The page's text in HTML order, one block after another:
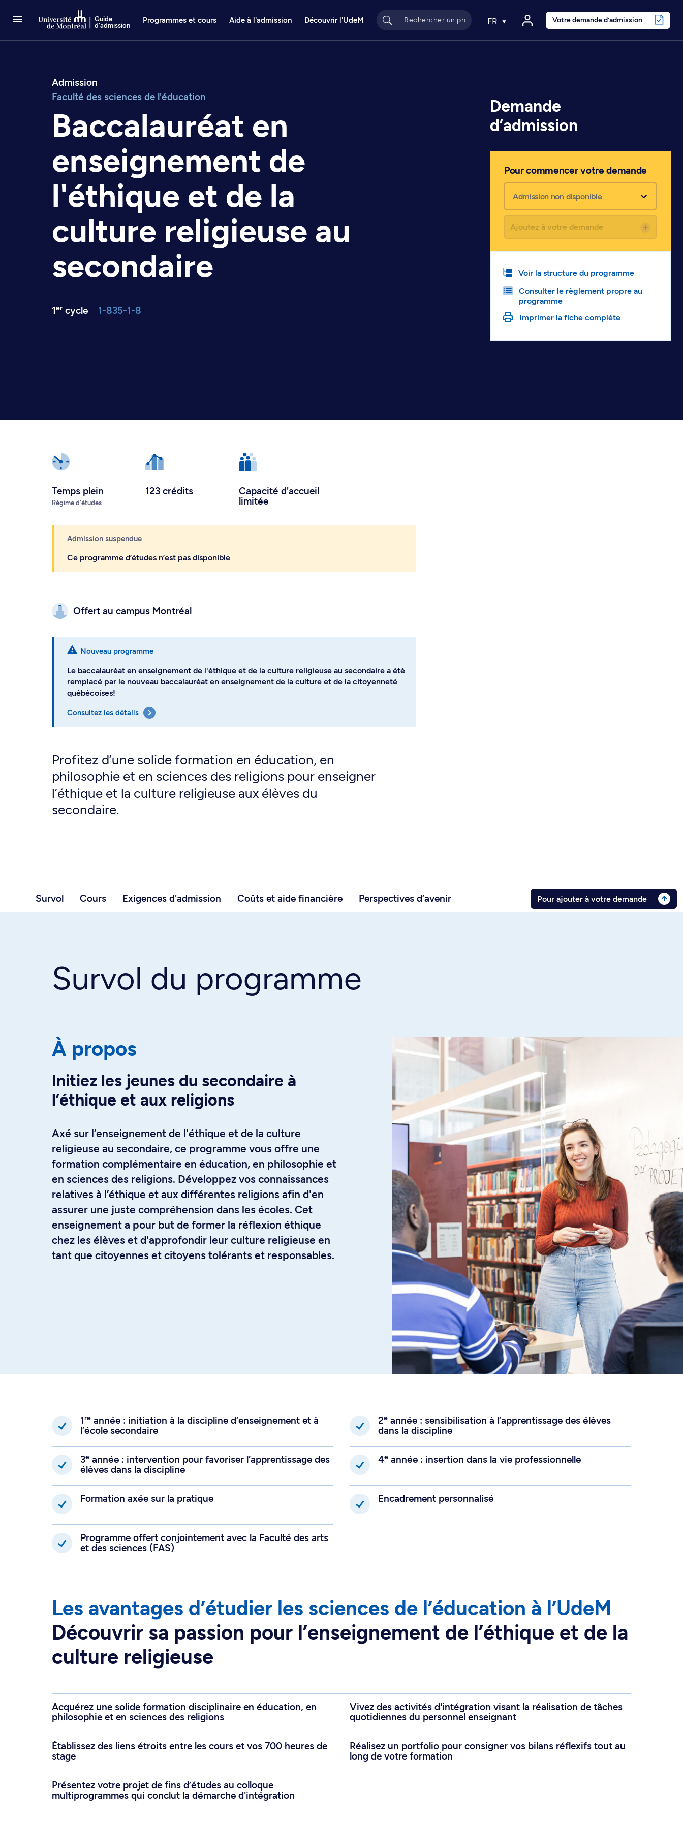
Guide
d'admission
Programmes et cours Aide à l'admission Découvrir l'UdeM FR Votre demande d’admission
Admission
Faculté des sciences de l'éducation
Baccalauréat en
enseignement de
l'éthique et de la
culture religieuse au
secondaire
1er cycle 1-835-1-8
Temps plein
Régime d'études
123 crédits
Capacité d'accueil
limitée
Admission suspendue
Ce programme d’études n’est pas disponible
Offert au campus Montréal
Nouveau programme
Le baccalauréat en enseignement de l'éthique et de la culture religieuse au secondaire a été
remplacé par le nouveau baccalauréat en enseignement de la culture et de la citoyenneté
québécoises!
Consultez les détails
Profitez d’une solide formation en éducation, en
philosophie et en sciences des religions pour enseigner
l’éthique et la culture religieuse aux élèves du
secondaire.
Demande
d’admission
Pour commencer votre demande
Admission non disponible
Ajoutez à votre demande
Voir la structure du programme
Consulter le règlement propre au
programme
Imprimer la fiche complète
Survol Cours Exigences d'admission Coûts et aide financière Perspectives d’avenir Pour ajouter à votre demande
Survol du programme
À propos
Initiez les jeunes du secondaire à
l’éthique et aux religions
Axé sur l’enseignement de l'éthique et de la culture
religieuse au secondaire, ce programme vous offre une
formation complémentaire en éducation, en philosophie et
en sciences des religions. Développez vos connaissances
relatives à l’éthique et aux différentes religions afin d'en
assurer une juste compréhension dans les écoles. Cet
enseignement a pour but de former la réflexion éthique
chez les élèves et d'approfondir leur culture religieuse en
tant que citoyennes et citoyens tolérants et responsables.
1re année : initiation à la discipline d’enseignement et à
l’école secondaire
2e année : sensibilisation à l’apprentissage des élèves
dans la discipline
3e année : intervention pour favoriser l’apprentissage des
élèves dans la discipline
4e année : insertion dans la vie professionnelle
Formation axée sur la pratique Encadrement personnalisé
Programme offert conjointement avec la Faculté des arts
et des sciences (FAS)
Les avantages d’étudier les sciences de l’éducation à l’UdeM
Découvrir sa passion pour l’enseignement de l’éthique et de la
culture religieuse
Acquérez une solide formation disciplinaire en éducation, en
philosophie et en sciences des religions
Vivez des activités d'intégration visant la réalisation de tâches
quotidiennes du personnel enseignant
Établissez des liens étroits entre les cours et vos 700 heures de
stage
Réalisez un portfolio pour consigner vos bilans réflexifs tout au
long de votre formation
Présentez votre projet de fins d’études au colloque
multiprogrammes qui conclut la démarche d'intégration